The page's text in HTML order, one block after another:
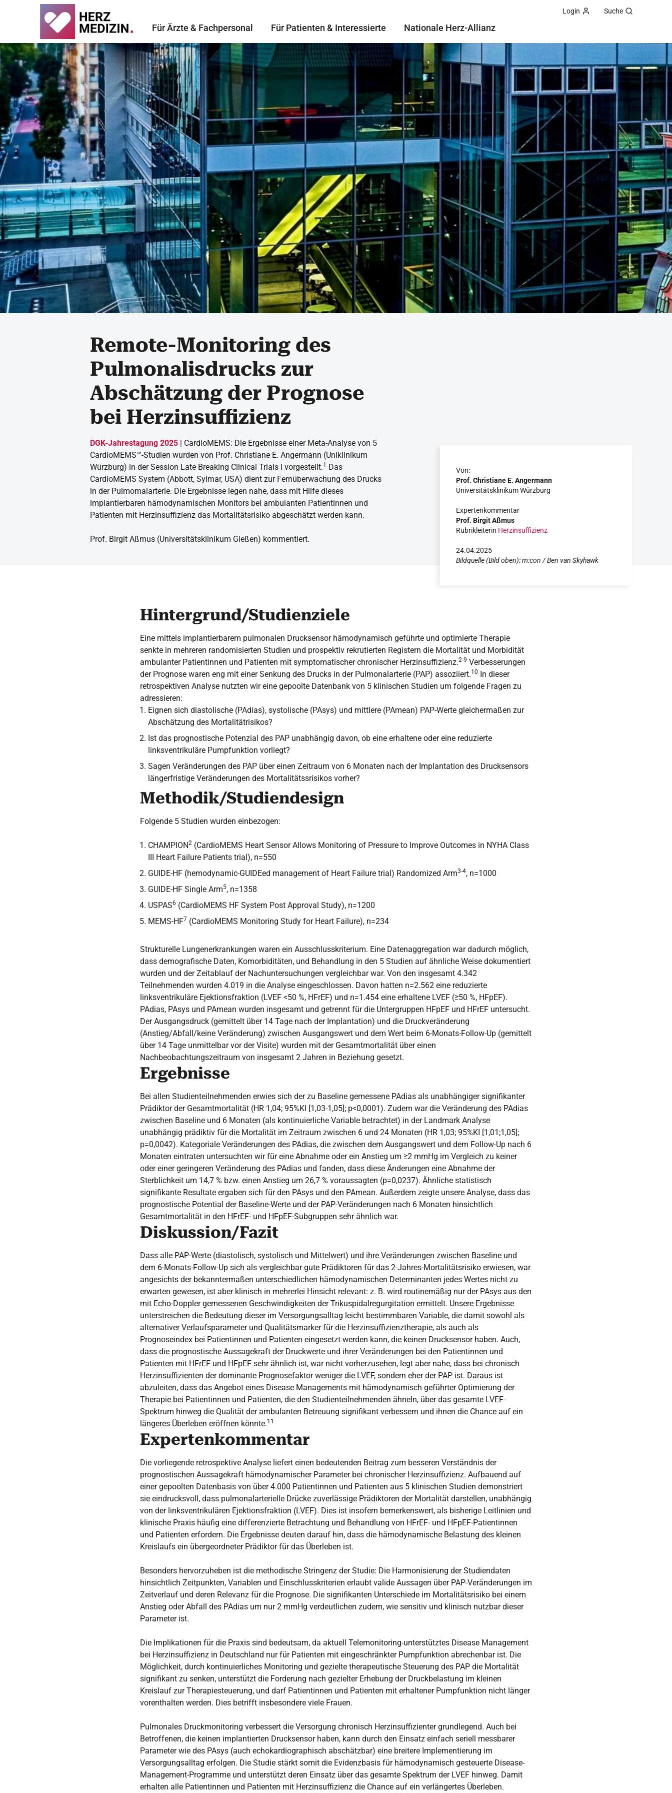
Für Ärzte & Fachpersonal Für Patienten & Interessierte Nationale Herz-Allianz
Login Suche
Remote-Monitoring des
Pulmonalisdrucks zur
Abschätzung der Prognose
bei Herzinsuffizienz
DGK-Jahrestagung 2025 | CardioMEMS: Die Ergebnisse einer Meta-Analyse von 5
CardioMEMS™-Studien wurden von Prof. Christiane E. Angermann (Uniklinikum
Würzburg) in der Session Late Breaking Clinical Trials I vorgestellt.1 Das
CardioMEMS System (Abbott, Sylmar, USA) dient zur Fernüberwachung des Drucks
in der Pulmomalarterie. Die Ergebnisse legen nahe, dass mit Hilfe dieses
implantierbaren hämodynamischen Monitors bei ambulanten Patientinnen und
Patienten mit Herzinsuffizienz das Mortalitätsrisiko abgeschätzt werden kann.
Prof. Birgit Aßmus (Universitätsklinikum Gießen) kommentiert.
Von:
Prof. Christiane E. Angermann
Universitätsklinikum Würzburg
Expertenkommentar
Prof. Birgit Aßmus
Rubrikleiterin Herzinsuffizienz
24.04.2025
Bildquelle (Bild oben): m:con / Ben van Skyhawk
Hintergrund/Studienziele
Eine mittels implantierbarem pulmonalen Drucksensor hämodynamisch geführte und optimierte Therapie
senkte in mehreren randomisierten Studien und prospektiv rekrutierten Registern die Mortalität und Morbidität
ambulanter Patientinnen und Patienten mit symptomatischer chronischer Herzinsuffizienz.2-9 Verbesserungen
der Prognose waren eng mit einer Senkung des Drucks in der Pulmonalarterie (PAP) assoziiert.10 In dieser
retrospektiven Analyse nutzten wir eine gepoolte Datenbank von 5 klinischen Studien um folgende Fragen zu
adressieren:
Eignen sich diastolische (PAdias), systolische (PAsys) und mittlere (PAmean) PAP-Werte gleichermaßen zur
Abschätzung des Mortalitätrisikos?
Ist das prognostische Potenzial des PAP unabhängig davon, ob eine erhaltene oder eine reduzierte
linksventrikuläre Pumpfunktion vorliegt?
Sagen Veränderungen des PAP über einen Zeitraum von 6 Monaten nach der Implantation des Drucksensors
längerfristige Veränderungen des Mortalitätssrisikos vorher?
Methodik/Studiendesign
Folgende 5 Studien wurden einbezogen:
CHAMPION2 (CardioMEMS Heart Sensor Allows Monitoring of Pressure to Improve Outcomes in NYHA Class
III Heart Failure Patients trial), n=550
GUIDE-HF (hemodynamic-GUIDEed management of Heart Failure trial) Randomized Arm3-4, n=1000
GUIDE-HF Single Arm5, n=1358
USPAS6 (CardioMEMS HF System Post Approval Study), n=1200
MEMS-HF7 (CardioMEMS Monitoring Study for Heart Failure), n=234
Strukturelle Lungenerkrankungen waren ein Ausschlusskriterium. Eine Datenaggregation war dadurch möglich,
dass demografische Daten, Komorbiditäten, und Behandlung in den 5 Studien auf ähnliche Weise dokumentiert
wurden und der Zeitablauf der Nachuntersuchungen vergleichbar war. Von den insgesamt 4.342
Teilnehmenden wurden 4.019 in die Analyse eingeschlossen. Davon hatten n=2.562 eine reduzierte
linksventrikuläre Ejektionsfraktion (LVEF <50 %, HFrEF) und n=1.454 eine erhaltene LVEF (≥50 %, HFpEF).
PAdias, PAsys und PAmean wurden insgesamt und getrennt für die Untergruppen HFpEF und HFrEF untersucht.
Der Ausgangsdruck (gemittelt über 14 Tage nach der Implantation) und die Druckveränderung
(Anstieg/Abfall/keine Veränderung) zwischen Ausgangswert und dem Wert beim 6-Monats-Follow-Up (gemittelt
über 14 Tage unmittelbar vor der Visite) wurden mit der Gesamtmortalität über einen
Nachbeobachtungszeitraum von insgesamt 2 Jahren in Beziehung gesetzt.
Ergebnisse
Bei allen Studienteilnehmenden erwies sich der zu Baseline gemessene PAdias als unabhängiger signifikanter
Prädiktor der Gesamtmortalität (HR 1,04; 95%KI [1,03-1,05]; p<0,0001). Zudem war die Veränderung des PAdias
zwischen Baseline und 6 Monaten (als kontinuierliche Variable betrachtet) in der Landmark Analyse
unabhängig prädiktiv für die Mortalität im Zeitraum zwischen 6 und 24 Monaten (HR 1,03; 95%KI [1,01;1,05];
p=0,0042). Kategoriale Veränderungen des PAdias, die zwischen dem Ausgangswert und dem Follow-Up nach 6
Monaten eintraten untersuchten wir für eine Abnahme oder ein Anstieg um ≥2 mmHg im Vergleich zu keiner
oder einer geringeren Veränderung des PAdias und fanden, dass diese Änderungen eine Abnahme der
Sterblichkeit um 14,7 % bzw. einen Anstieg um 26,7 % voraussagten (p=0,0237). Ähnliche statistisch
signifikante Resultate ergaben sich für den PAsys und den PAmean. Außerdem zeigte unsere Analyse, dass das
prognostische Potential der Baseline-Werte und der PAP-Veränderungen nach 6 Monaten hinsichtlich
Gesamtmortalität in den HFrEF- und HFpEF-Subgruppen sehr ähnlich war.
Diskussion/Fazit
Dass alle PAP-Werte (diastolisch, systolisch und Mittelwert) und ihre Veränderungen zwischen Baseline und
dem 6-Monats-Follow-Up sich als vergleichbar gute Prädiktoren für das 2-Jahres-Mortalitätsrisiko erwiesen, war
angesichts der bekanntermaßen unterschiedlichen hämodynamischen Determinanten jedes Wertes nicht zu
erwarten gewesen, ist aber klinisch in mehrerlei Hinsicht relevant: z. B. wird routinemäßig nur der PAsys aus den
mit Echo-Doppler gemessenen Geschwindigkeiten der Trikuspidalregurgitation ermittelt. Unsere Ergebnisse
unterstreichen die Bedeutung dieser im Versorgungsalltag leicht bestimmbaren Variable, die damit sowohl als
alternativer Verlaufsparameter und Qualitätsmarker für die Herzinsuffizienztherapie, als auch als
Prognoseindex bei Patientinnen und Patienten eingesetzt werden kann, die keinen Drucksensor haben. Auch,
dass die prognostische Aussagekraft der Druckwerte und ihrer Veränderungen bei den Patientinnen und
Patienten mit HFrEF und HFpEF sehr ähnlich ist, war nicht vorherzusehen, legt aber nahe, dass bei chronisch
Herzinsuffizienten der dominante Prognosefaktor weniger die LVEF, sondern eher der PAP ist. Daraus ist
abzuleiten, dass das Angebot eines Disease Managements mit hämodynamisch geführter Optimierung der
Therapie bei Patientinnen und Patienten, die den Studienteilnehmenden ähneln, über das gesamte LVEF-
Spektrum hinweg die Qualität der ambulanten Betreuung signifikant verbessern und ihnen die Chance auf ein
längeres Überleben eröffnen könnte.11
Expertenkommentar
Die vorliegende retrospektive Analyse liefert einen bedeutenden Beitrag zum besseren Verständnis der
prognostischen Aussagekraft hämodynamischer Parameter bei chronischer Herzinsuffizienz. Aufbauend auf
einer gepoolten Datenbasis von über 4.000 Patientinnen und Patienten aus 5 klinischen Studien demonstriert
sie eindrucksvoll, dass pulmonalarterielle Drücke zuverlässige Prädiktoren der Mortalität darstellen, unabhängig
von der linksventrikulären Ejektionsfraktion (LVEF). Dies ist insofern bemerkenswert, als bisherige Leitlinien und
klinische Praxis häufig eine differenzierte Betrachtung und Behandlung von HFrEF- und HFpEF-Patientinnen
und Patienten erfordern. Die Ergebnisse deuten darauf hin, dass die hämodynamische Belastung des kleinen
Kreislaufs ein übergeordneter Prädiktor für das Überleben ist.
Besonders hervorzuheben ist die methodische Stringenz der Studie: Die Harmonisierung der Studiendaten
hinsichtlich Zeitpunkten, Variablen und Einschlusskriterien erlaubt valide Aussagen über PAP-Veränderungen im
Zeitverlauf und deren Relevanz für die Prognose. Die signifikanten Unterschiede im Mortalitätsrisiko bei einem
Anstieg oder Abfall des PAdias um nur 2 mmHg verdeutlichen zudem, wie sensitiv und klinisch nutzbar dieser
Parameter ist.
Die Implikationen für die Praxis sind bedeutsam, da aktuell Telemonitoring-unterstütztes Disease Management
bei Herzinsuffizienz in Deutschland nur für Patienten mit eingeschränkter Pumpfunktion abrechenbar ist. Die
Möglichkeit, durch kontinuierliches Monitoring und gezielte therapeutische Steuerung des PAP die Mortalität
signifikant zu senken, unterstützt die Forderung nach gezielter Erhebung der Druckbelastung im kleinen
Kreislauf zur Therapiesteuerung, und darf Patientinnen und Patienten mit erhaltener Pumpfunktion nicht länger
vorenthalten werden. Dies betrifft insbesondere viele Frauen.
Pulmonales Druckmonitoring verbessert die Versorgung chronisch Herzinsuffizienter grundlegend. Auch bei
Betroffenen, die keinen implantierten Drucksensor haben, kann durch den Einsatz einfach seriell messbarer
Parameter wie des PAsys (auch echokardiographisch abschätzbar) eine breitere Implementierung im
Versorgungsalltag erfolgen. Die Studie stärkt somit die Evidenzbasis für hämodynamisch gesteuerte Disease-
Management-Programme und unterstützt deren Einsatz über das gesamte Spektrum der LVEF hinweg. Damit
erhalten alle Patientinnen und Patienten mit Herzinsuffizienz die Chance auf ein verlängertes Überleben.